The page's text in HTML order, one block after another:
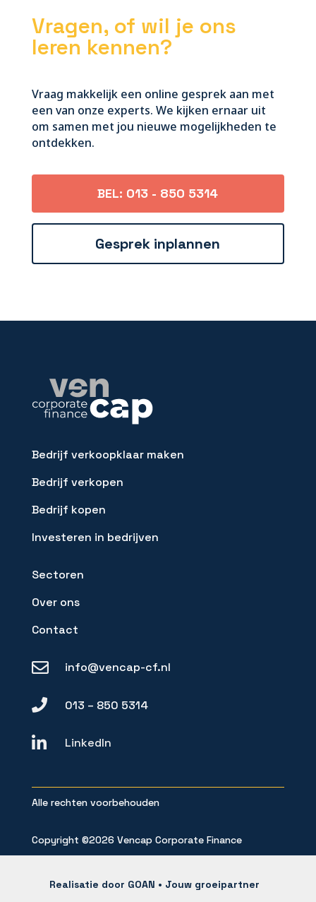
Vragen, of wil je ons
leren kennen?
Vraag makkelijk een online gesprek aan met
een van onze experts. We kijken ernaar uit
om samen met jou nieuwe mogelijkheden te
ontdekken.
BEL: 013 - 850 5314
Gesprek inplannen
Bedrijf verkoopklaar maken
Bedrijf verkopen
Bedrijf kopen
Investeren in bedrijven
Sectoren
Over ons
Contact
 info@vencap-cf.nl
 013 – 850 5314
 LinkedIn
Alle rechten voorbehouden
Copyright ©2026 Vencap Corporate Finance
Realisatie door GOAN • Jouw groeipartner